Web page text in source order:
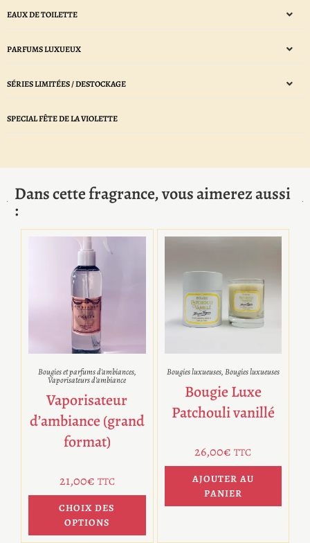
EAUX DE TOILETTE
PARFUMS LUXUEUX
SÉRIES LIMITÉES / DESTOCKAGE
SPECIAL FÊTE DE LA VIOLETTE
Dans cette fragrance, vous aimerez aussi
:
Bougies et parfums d'ambiances,
Vaporisateurs d'ambiance
Vaporisateur
d’ambiance (grand
format)
21,00€ TTC
CHOIX DES
OPTIONS
Bougies luxueuses,Bougies luxueuses
Bougie Luxe
Patchouli vanillé
26,00€ TTC
AJOUTER AU
PANIER